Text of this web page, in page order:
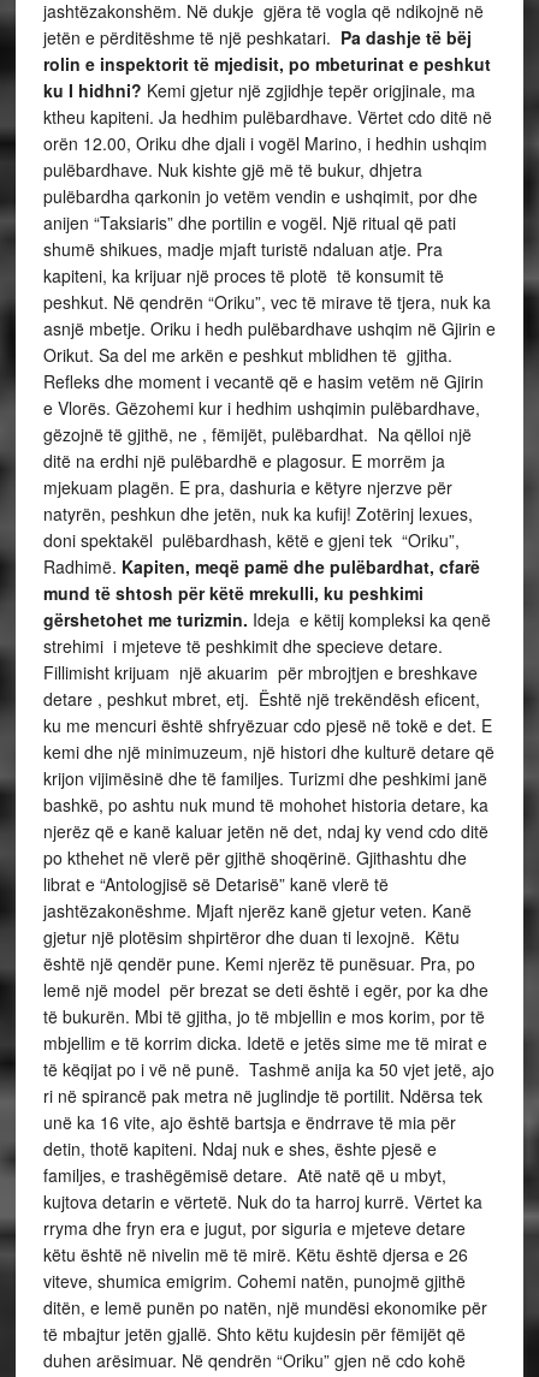
jashtëzakonshëm. Në dukje gjëra të vogla që ndikojnë në
jetën e përditëshme të një peshkatari. Pa dashje të bëj
rolin e inspektorit të mjedisit, po mbeturinat e peshkut
ku I hidhni? Kemi gjetur një zgjidhje tepër origjinale, ma
ktheu kapiteni. Ja hedhim pulëbardhave. Vërtet cdo ditë në
orën 12.00, Oriku dhe djali i vogël Marino, i hedhin ushqim
pulëbardhave. Nuk kishte gjë më të bukur, dhjetra
pulëbardha qarkonin jo vetëm vendin e ushqimit, por dhe
anijen “Taksiaris” dhe portilin e vogël. Një ritual që pati
shumë shikues, madje mjaft turistë ndaluan atje. Pra
kapiteni, ka krijuar një proces të plotë të konsumit të
peshkut. Në qendrën “Oriku”, vec të mirave të tjera, nuk ka
asnjë mbetje. Oriku i hedh pulëbardhave ushqim në Gjirin e
Orikut. Sa del me arkën e peshkut mblidhen të gjitha.
Refleks dhe moment i vecantë që e hasim vetëm në Gjirin
e Vlorës. Gëzohemi kur i hedhim ushqimin pulëbardhave,
gëzojnë të gjithë, ne , fëmijët, pulëbardhat. Na qëlloi një
ditë na erdhi një pulëbardhë e plagosur. E morrëm ja
mjekuam plagën. E pra, dashuria e këtyre njerzve për
natyrën, peshkun dhe jetën, nuk ka kufij! Zotërinj lexues,
doni spektakël pulëbardhash, këtë e gjeni tek “Oriku”,
Radhimë. Kapiten, meqë pamë dhe pulëbardhat, cfarë
mund të shtosh për këtë mrekulli, ku peshkimi
gërshetohet me turizmin. Ideja e këtij kompleksi ka qenë
strehimi i mjeteve të peshkimit dhe specieve detare.
Fillimisht krijuam një akuarim për mbrojtjen e breshkave
detare , peshkut mbret, etj. Është një trekëndësh eficent,
ku me mencuri është shfryëzuar cdo pjesë në tokë e det. E
kemi dhe një minimuzeum, një histori dhe kulturë detare që
krijon vijimësinë dhe të familjes. Turizmi dhe peshkimi janë
bashkë, po ashtu nuk mund të mohohet historia detare, ka
njerëz që e kanë kaluar jetën në det, ndaj ky vend cdo ditë
po kthehet në vlerë për gjithë shoqërinë. Gjithashtu dhe
librat e “Antologjisë së Detarisë” kanë vlerë të
jashtëzakonëshme. Mjaft njerëz kanë gjetur veten. Kanë
gjetur një plotësim shpirtëror dhe duan ti lexojnë. Këtu
është një qendër pune. Kemi njerëz të punësuar. Pra, po
lemë një model për brezat se deti është i egër, por ka dhe
të bukurën. Mbi të gjitha, jo të mbjellin e mos korim, por të
mbjellim e të korrim dicka. Idetë e jetës sime me të mirat e
të këqijat po i vë në punë. Tashmë anija ka 50 vjet jetë, ajo
ri në spirancë pak metra në juglindje të portilit. Ndërsa tek
unë ka 16 vite, ajo është bartsja e ëndrrave të mia për
detin, thotë kapiteni. Ndaj nuk e shes, ështe pjesë e
familjes, e trashëgëmisë detare. Atë natë që u mbyt,
kujtova detarin e vërtetë. Nuk do ta harroj kurrë. Vërtet ka
rryma dhe fryn era e jugut, por siguria e mjeteve detare
këtu është në nivelin më të mirë. Këtu është djersa e 26
viteve, shumica emigrim. Cohemi natën, punojmë gjithë
ditën, e lemë punën po natën, një mundësi ekonomike për
të mbajtur jetën gjallë. Shto këtu kujdesin për fëmijët që
duhen arësimuar. Në qendrën “Oriku” gjen në cdo kohë